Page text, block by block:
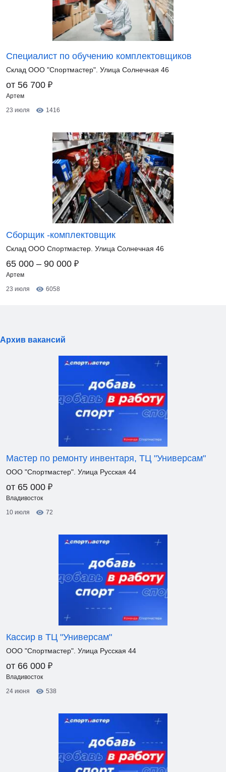
Специалист по обучению комплектовщиков
Склад ООО "Спортмастер". Улица Солнечная 46
от 56 700 ₽
Артем
23 июля
1416
Сборщик -комплектовщик
Склад ООО Спортмастер. Улица Солнечная 46
65 000 – 90 000 ₽
Артем
23 июля
6058
Архив вакансий
Мастер по ремонту инвентаря, ТЦ "Универсам"
ООО "Спортмастер". Улица Русская 44
от 65 000 ₽
Владивосток
10 июля
72
Кассир в ТЦ "Универсам"
ООО "Спортмастер". Улица Русская 44
от 66 000 ₽
Владивосток
24 июня
538